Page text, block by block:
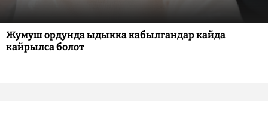
Жумуш ордунда ыдыкка кабылгандар кайда
кайрылса болот